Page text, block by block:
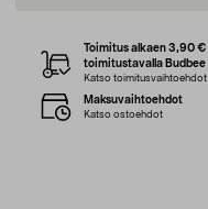
Toimitus alkaen 3,90 €
toimitustavalla Budbee
Katso toimitusvaihtoehdot
Maksuvaihtoehdot
Katso ostoehdot